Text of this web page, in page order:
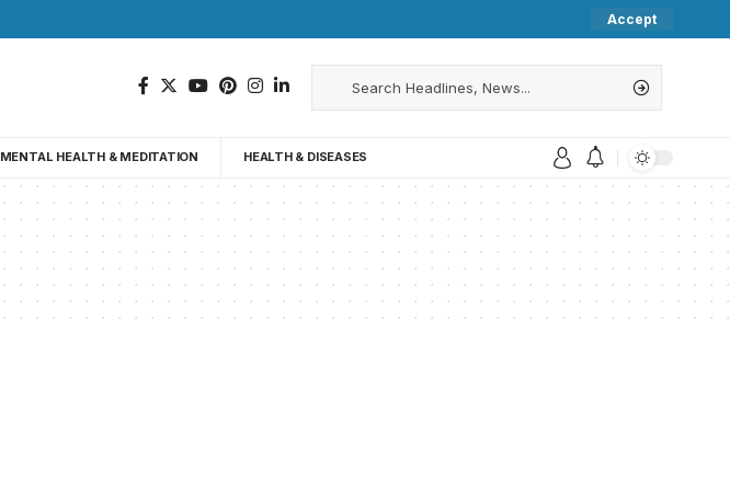
Accept
MENTAL HEALTH & MEDITATION HEALTH & DISEASES